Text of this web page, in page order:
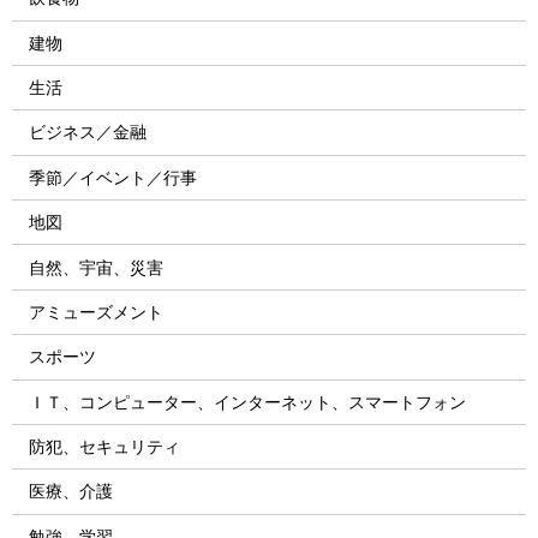
建物
生活
ビジネス／金融
季節／イベント／行事
地図
自然、宇宙、災害
アミューズメント
スポーツ
ＩＴ、コンピューター、インターネット、スマートフォン
防犯、セキュリティ
医療、介護